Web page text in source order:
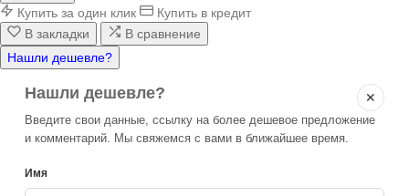
Купить за один клик
Купить в кредит
В закладки
В сравнение
Нашли дешевле?
✕
Нашли дешевле?
Введите свои данные, ссылку на более дешевое предложение
и комментарий. Мы свяжемся с вами в ближайшее время.
Имя